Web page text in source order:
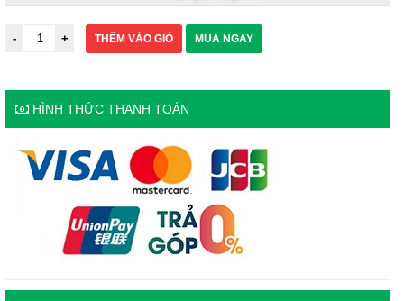
THÊM VÀO GIỎ MUA NGAY
HÌNH THỨC THANH TOÁN